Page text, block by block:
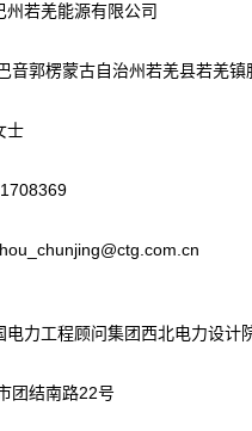
州若羌能源有限公司
音郭楞蒙古自治州若羌县若羌镇
士
电力工程顾问集团西北电力设计
团结南路22号